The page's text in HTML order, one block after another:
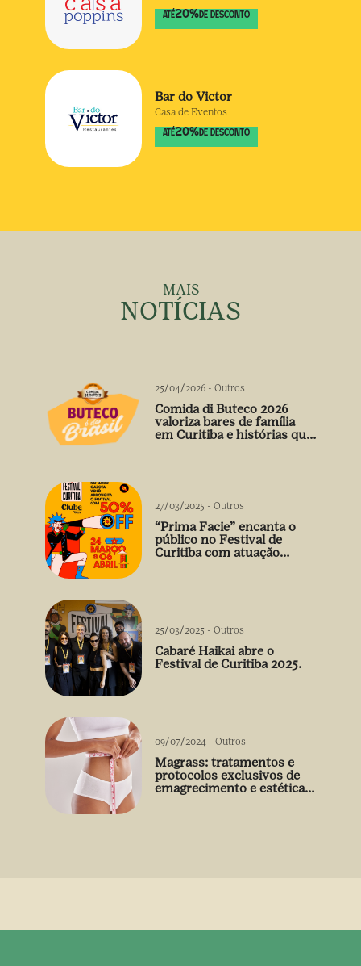
ATÉ20% DE DESCONTO
Bar do Victor
Casa de Eventos
ATÉ20% DE DESCONTO
MAIS
NOTÍCIAS
25/04/2026 - Outros
Comida di Buteco 2026
valoriza bares de família
em Curitiba e histórias que
27/03/2025 - Outros
“Prima Facie” encanta o
público no Festival de
Curitiba com atuação
25/03/2025 - Outros
Cabaré Haikai abre o
Festival de Curitiba 2025.
09/07/2024 - Outros
Magrass: tratamentos e
protocolos exclusivos de
emagrecimento e estética